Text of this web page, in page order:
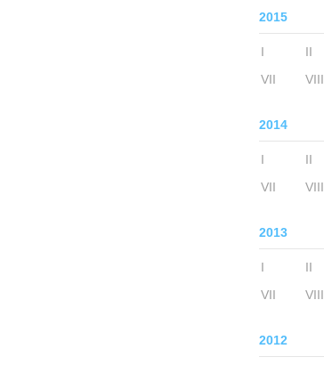
2015
I II
VII
VIII
2014
I II
VII
VIII
2013
I II
VII
VIII
2012